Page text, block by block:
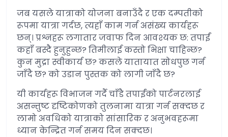
जब यसले यात्राको योजना बनाउँदै र एक दम्पतीको
रूपमा यात्रा गर्दछ, त्यहाँ काम गर्न असंख्य कार्यहरू
छन्। प्रश्नहरू लगातार जवाफ दिन आवश्यक छ: तपाईं
कहाँ बस्दै हुनुहुन्छ? तिमीलाई कस्तो भिक्षा चाहिन्छ?
कुन मुद्रा स्वीकार्य छ? कसले यातायात सोधपुछ गर्न
जाँदै छ? को उडान पुस्तक को लागी जाँदै छ?
यी कार्यहरू विभाजन गर्दै चाँडै तपाईंको पार्टनरलाई
असन्तुष्ट दृष्टिकोणको तुलनामा यात्रा गर्न सक्दछ र
लामो अवधिको यात्राको सांसारिक र अनुभवहरूमा
ध्यान केन्द्रित गर्न समय दिन सक्दछ।